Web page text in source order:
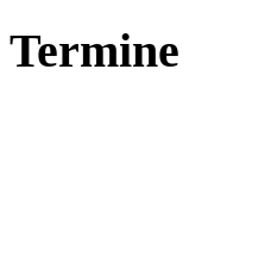
Termine